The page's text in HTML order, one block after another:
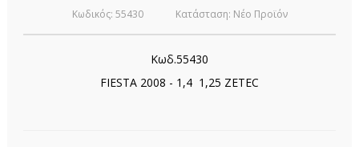
Κωδικός: 55430 Κατάσταση: Νέο Προϊόν
Κωδ.55430
FIESTA 2008 - 1,4 1,25 ZETEC